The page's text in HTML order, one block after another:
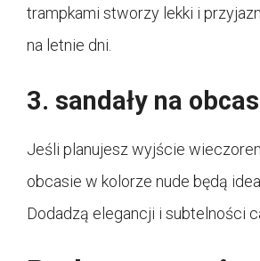
trampkami stworzy lekki i
na letnie dni.
3. sandały na
Jeśli planujesz wyjście
obcasie w kolorze nude będą
Dodadzą elegancji i subtelności